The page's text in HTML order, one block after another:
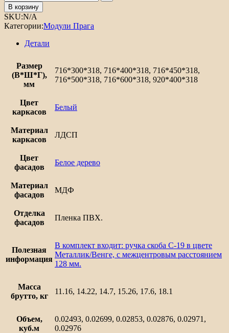
В корзину
SKU:N/A
Категории:Модули Прага
Детали
Размер
(В*Ш*Г),
мм
716*300*318, 716*400*318, 716*450*318,
716*500*318, 716*600*318, 920*400*318
Цвет
каркасов
Белый
Материал
каркасов
ЛДСП
Цвет
фасадов
Белое дерево
Материал
фасадов
МДФ
Отделка
фасадов
Пленка ПВХ.
Полезная
информация
В комплект входит: ручка скоба С-19 в цвете
Металлик/Венге, с межцентровым расстоянием
128 мм.
Масса
брутто, кг
11.16, 14.22, 14.7, 15.26, 17.6, 18.1
Объем,
куб.м
0.02493, 0.02699, 0.02853, 0.02876, 0.02971,
0.02976